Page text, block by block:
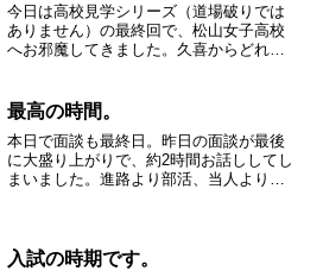
今日は高校見学シリーズ（道場破りでは
ありません）の最終回で、松山女子高校
へお邪魔してきました。久喜からどれく
せんが）で着きました。 朝のミーティ
ングから練習全体を見学...
最高の時間。
本日で面談も最終日。昨日の面談が最後
に大盛り上がりで、約2時間お話ししてし
まいました。進路より部活、当人よりお
名で、皆さんと順調に...
入試の時期です。